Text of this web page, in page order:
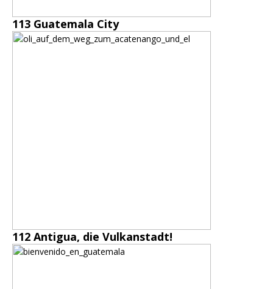
113 Guatemala City
112 Antigua, die Vulkanstadt!